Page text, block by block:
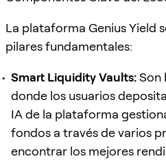
La plataforma Genius Yield
pilares fundamentales:
Smart Liquidity Vaults:Son
donde los usuarios
IA de la plataforma
fondos a través de varios
encontrar los mejores